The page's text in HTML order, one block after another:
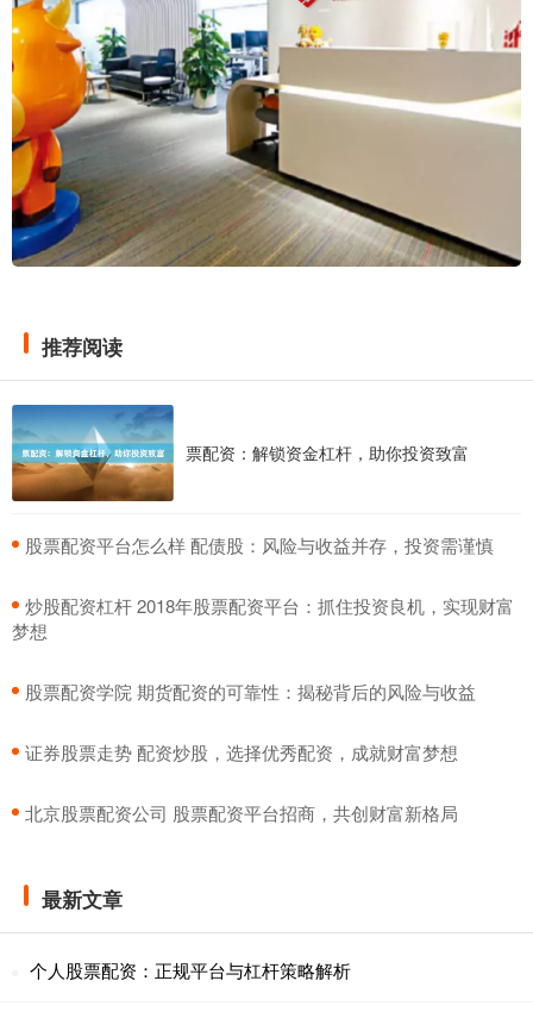
推荐阅读
票配资：解锁资金杠杆，助你投资致富
​股票配资平台怎么样 配债股：风险与收益并存，投资需谨慎
​炒股配资杠杆 2018年股票配资平台：抓住投资良机，实现财富
梦想
​股票配资学院 期货配资的可靠性：揭秘背后的风险与收益
​证券股票走势 配资炒股，选择优秀配资，成就财富梦想
​北京股票配资公司 股票配资平台招商，共创财富新格局
最新文章
个人股票配资：正规平台与杠杆策略解析